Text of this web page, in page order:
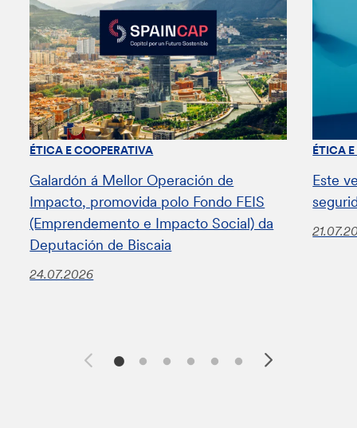
ÉTICA E COOPERATIVA
Galardón á Mellor Operación de
Impacto, promovida polo Fondo FEIS
(Emprendemento e Impacto Social) da
Deputación de Biscaia
24.07.2026
ÉTICA
Este